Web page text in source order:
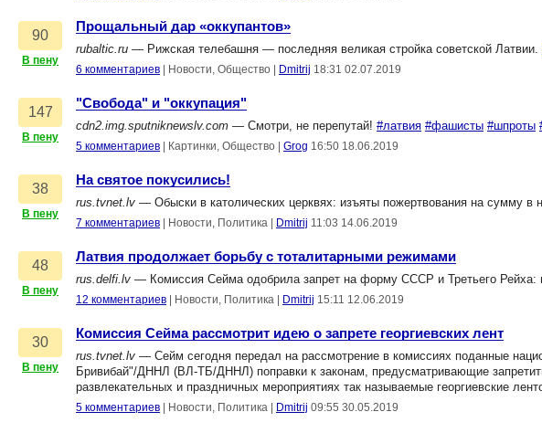
90
В пену
Прощальный дар «оккупантов»
rubaltic.ru — Рижская телебашня — последняя великая стройка советской Латвии.
6 комментариев Новости, Общество Dmitrij 18:31 02.07.2019
147
В пену
"Свобода" и "оккупация"
cdn2.img.sputniknewslv.com — Смотри, не перепутай! #латвия #фашисты #шпроты
5 комментариев Картинки, Общество Grog 16:50 18.06.2019
38
В пену
На святое покусились!
rus.tvnet.lv — Обыски в католических церквях: изъяты пожертвования на сумму в
7 комментариев Новости, Политика Dmitrij 11:03 14.06.2019
48
В пену
Латвия продолжает борьбу с тоталитарными режимами
rus.delfi.lv — Комиссия Сейма одобрила запрет на форму СССР и Третьего Рейха:
12 комментариев Новости, Политика Dmitrij 15:11 12.06.2019
30
В пену
Комиссия Сейма рассмотрит идею о запрете георгиевских лент
rus.tvnet.lv — Сейм сегодня передал на рассмотрение в комиссиях поданные
Бривибай"/ДННЛ (ВЛ-ТБ/ДННЛ) поправки к законам, предусматривающие
развлекательных и праздничных мероприятиях так называемые георгиевские
5 комментариев Новости, Политика Dmitrij 09:55 30.05.2019